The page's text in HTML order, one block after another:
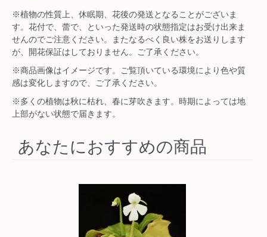
※植物の性質上、休眠期、花後の発送となることがございま
す。花付で、蕾で、といった発送時の状態指定はお受け出来ま
せんのでご注意ください。またなるべく良い株をお送りします
が、開花保証はしておりません。ご了承ください。
※商品画像はイメージです。ご覧頂いている環境により色や質
感は変化しますので、ご了承ください。
※多くの植物は秋に枯れ、春に芽吹きます。時期によっては地
上部がない状態で届きます。
あなたにおすすめの商品